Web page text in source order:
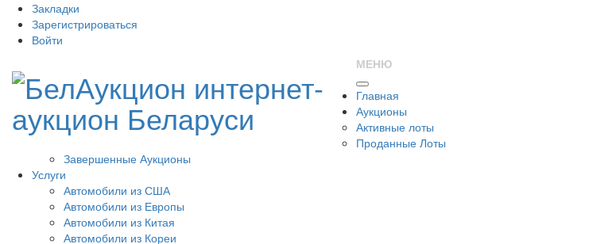
Закладки
Зарегистрироваться
Войти
МЕНЮ
Главная
Аукционы
Активные лоты
Проданные Лоты
Завершенные Аукционы
Услуги
Автомобили из США
Автомобили из Европы
Автомобили из Китая
Автомобили из Кореи